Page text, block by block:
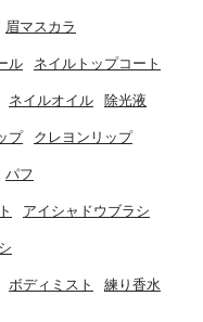
眉マスカラ
ル ネイルトップコート
ネイルオイル 除光液
プ クレヨンリップ
パフ
アイシャドウブラシ
ボディミスト 練り香水